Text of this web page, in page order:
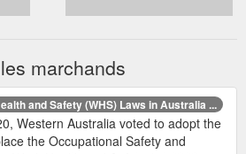
My Account
../_myacct